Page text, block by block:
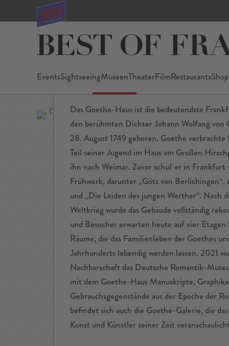
EventsSightseeingMuseenTheaterFilmRestaurants
Goethe-
Favorisieren Teilen
Das Goethe-Haus ist die bedeutendste
den berühmten Dichter Johann Wolfang von
28. August 1749 geboren. Goethe
Teil seiner Jugend im Haus am Großen
ihn nach Weimar. Zuvor schuf er in Frankfurt
Frühwerk, darunter „Götz von Berlichingen“,
und „Die Leiden des jungen Werther“. Nach
Weltkrieg wurde das Gebäude vollständig
und Besucher erwarten heute auf vier
Räume, die das Familienleben der Goethes
Jahrhunderts lebendig werden lassen. 2021
Nachbarschaft das Deutsche Romantik-
mit dem Goethe-Haus Manuskripte,
Gebrauchsgegenstände aus der Epoche der
befindet sich auch die Goethe-Galerie, die
Kunst und Künstler seiner Zeit